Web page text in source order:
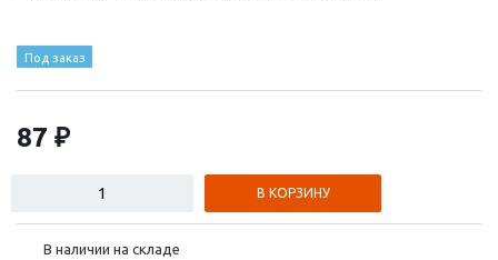
Под заказ
87 ₽
В КОРЗИНУ
В наличии на складе